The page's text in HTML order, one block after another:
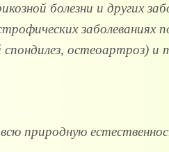
болезни и других
заболеваниях
остеоартроз) и
природную